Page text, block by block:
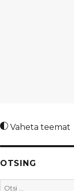
Vaheta teemat
OTSING
Otsi: